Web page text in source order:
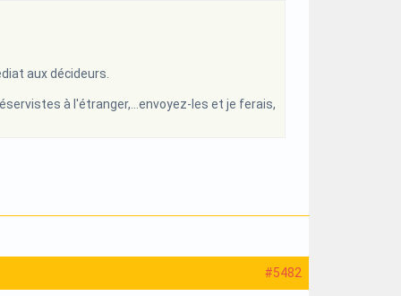
aux décideurs.
à l'étranger,...envoyez-les et je ferais,
#5482